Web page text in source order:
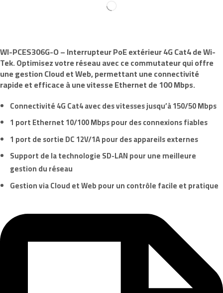
WI-PCES306G-O– Interrupteur PoE extérieur 4G Cat4 deWi-
Tek. Optimisez votre réseau avec ce commutateur qui offre
une gestion Cloud et Web, permettant une connectivité
rapide et efficace à une vitesse Ethernet de 100 Mbps.
Connectivité 4G Cat4 avec des vitesses jusqu’à 150/50 Mbps
1 port Ethernet 10/100 Mbps pour des connexions fiables
1 port de sortie DC 12V/1A pour des appareils externes
Support de la technologie SD-LAN pour une meilleure
gestion du réseau
Gestion via Cloud et Web pour un contrôle facile et pratique